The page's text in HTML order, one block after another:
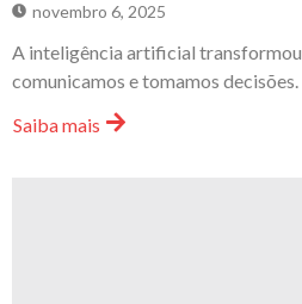
novembro 6, 2025
A inteligência artificial
comunicamos e tomamos
Saiba mais